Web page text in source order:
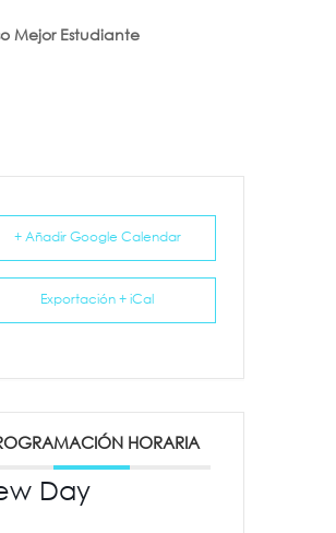
Mejor Estudiante
+ Añadir Google Calendar
Exportación + iCal
HORARIA
Day